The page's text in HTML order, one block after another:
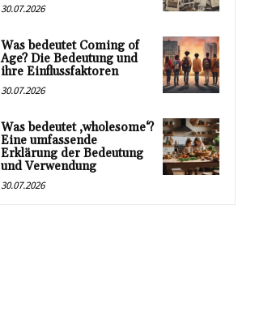
30.07.2026
Was bedeutet Coming of
Age? Die Bedeutung und
ihre Einflussfaktoren
30.07.2026
Was bedeutet ‚wholesome‘?
Eine umfassende
Erklärung der Bedeutung
und Verwendung
30.07.2026